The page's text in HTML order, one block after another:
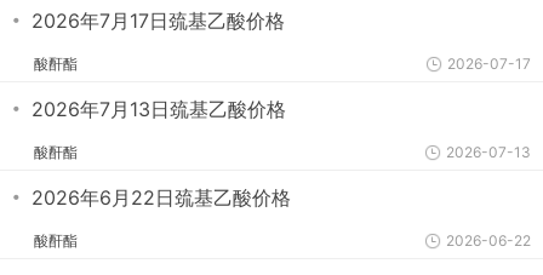
・ 2026年7月17日巯基乙酸价格
酸酐酯 2026-07-17
・ 2026年7月13日巯基乙酸价格
酸酐酯 2026-07-13
・ 2026年6月22日巯基乙酸价格
酸酐酯 2026-06-22